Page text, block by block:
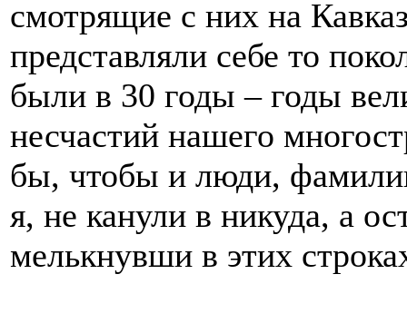
смотрящие с них на
представляли себе то
были в 30 годы – годы
несчастий нашего
бы, чтобы и люди,
я, не канули в никуда, а
мелькнувши в этих